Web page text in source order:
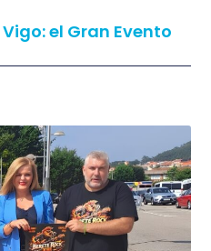
el Gran Evento